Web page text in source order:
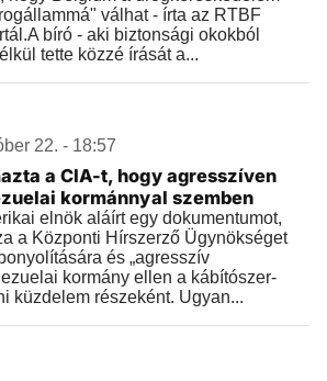
válhat - írta az RTBF
bíró - aki biztonsági okokból
tette közzé írását a...
22. - 18:57
a CIA-t, hogy agresszíven
kormánnyal szemben
elnök aláírt egy dokumentumot,
a Központi Hírszerző Ügynökséget
és „agresszív
kormány ellen a kábítószer-
küzdelem részeként. Ugyan...